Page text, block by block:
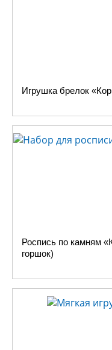
Игрушка брелок
Роспись по камням
горшок)